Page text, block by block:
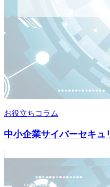
お役立ちコラム
中小企業サイバーセキュ